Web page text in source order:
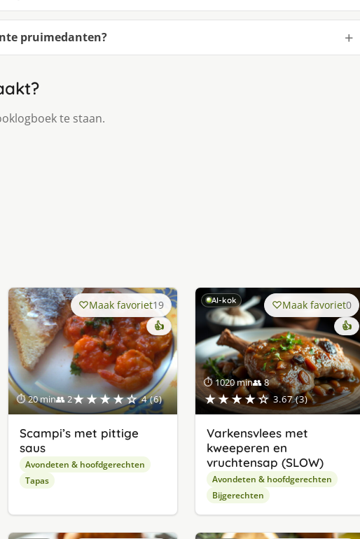
pruimedanten?
te staan.
⏱ 20 min👥 2★★★★☆ 4 (6)
Maak favoriet19
👍
Scampi’s met pittige
saus
Avondeten & hoofdgerechten
Tapas
AI-kok
⏱ 1020 min👥 8
★★★★☆ 3.67 (3)
Maak favoriet0
👍
Varkensvlees met
kweeperen en
vruchtensap (SLOW)
Avondeten & hoofdgerechten
Bijgerechten